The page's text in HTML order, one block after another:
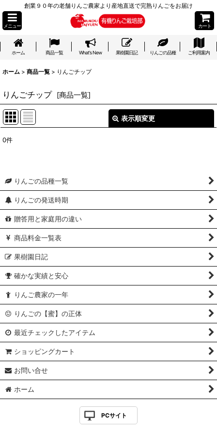
創業９０年の老舗りんご農家より産地直送で完熟りんごをお届け
メニュー カート
ホーム 商品一覧 What's New 果樹園日記 りんごの品種 ご利用案内
ホーム > 商品一覧 > りんごチップ
りんごチップ [商品一覧]
表示順変更
表示数
0件
りんごの品種一覧
りんごの発送時期
贈答用と家庭用の違い
商品料金一覧表
果樹園日記
確かな実績と安心
りんご農家の一年
りんごの【蜜】の正体
最近チェックしたアイテム
ショッピングカート
お問い合せ
ホーム
PCサイト